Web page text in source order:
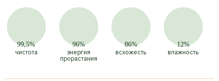
99,5%
чистота
96%
энергия
прорастания
86%
всхожесть
12%
влажность